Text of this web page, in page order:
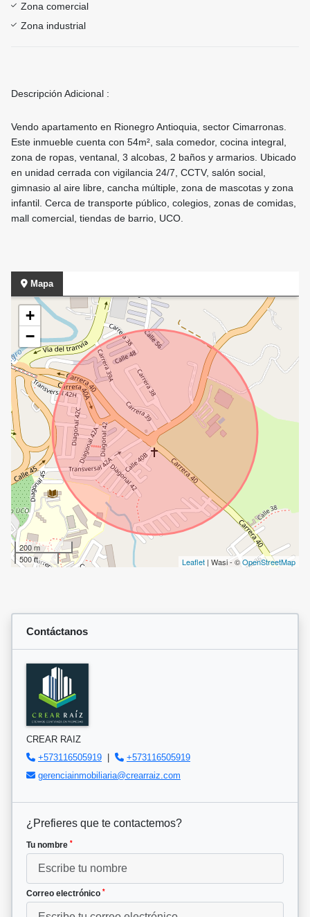
Zona comercial
Zona industrial
Descripción Adicional :
Vendo apartamento en Rionegro Antioquia, sector Cimarronas.
Este inmueble cuenta con 54m², sala comedor, cocina integral,
zona de ropas, ventanal, 3 alcobas, 2 baños y armarios. Ubicado
en unidad cerrada con vigilancia 24/7, CCTV, salón social,
gimnasio al aire libre, cancha múltiple, zona de mascotas y zona
infantil. Cerca de transporte público, colegios, zonas de comidas,
mall comercial, tiendas de barrio, UCO.
Mapa
+
−
200 m
500 ft
Leaflet | Wasi - ©OpenStreetMap
Contáctanos
CREAR RAIZ
+573116505919
+573116505919
gerenciainmobiliaria@crearraiz.com
¿Prefieres que te contactemos?
Tu nombre *
Correo electrónico *